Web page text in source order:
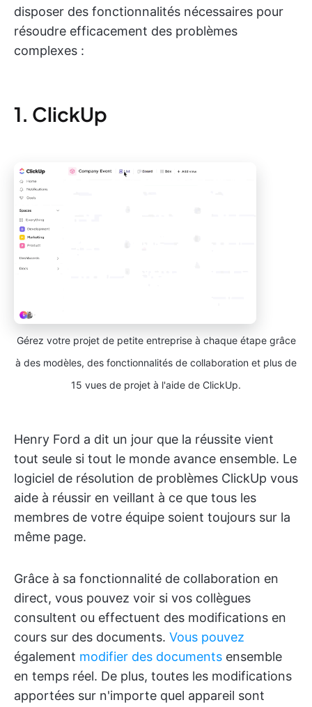
disposer des fonctionnalités nécessaires pour
résoudre efficacement des problèmes
complexes :
1. ClickUp
Gérez votre projet de petite entreprise à chaque étape grâce
à des modèles, des fonctionnalités de collaboration et plus de
15 vues de projet à l'aide de ClickUp.
Henry Ford a dit un jour que la réussite vient
tout seule si tout le monde avance ensemble. Le
logiciel de résolution de problèmes ClickUp vous
aide à réussir en veillant à ce que tous les
membres de votre équipe soient toujours sur la
même page.
Grâce à sa fonctionnalité de collaboration en
direct, vous pouvez voir si vos collègues
consultent ou effectuent des modifications en
cours sur des documents. Vous pouvez
également modifier des documents ensemble
en temps réel. De plus, toutes les modifications
apportées sur n'importe quel appareil sont